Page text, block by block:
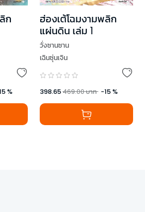
ก
%
ฮ่องเต้โฉมงามพลิก
แผ่นดิน เล่ม 1
วั่งซานซาน
เฉินซุ่นเจิน
398.65469.00บาท -15 %